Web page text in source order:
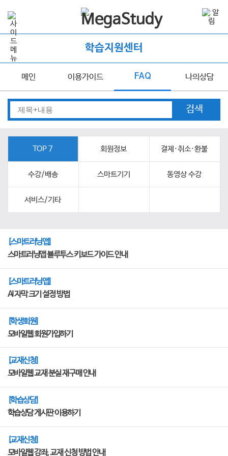
학습지원센터
메인 이용가이드 FAQ 나의상담
검색
TOP 7 회원정보 결제·취소·환불
수강/배송 스마트기기 동영상 수강
서비스/기타
[스마트러닝앱]
스마트러닝앱 블루투스 키보드 가이드 안내
[스마트러닝앱]
AI 자막 크기 설정 방법
[학생회원]
모바일웹 회원가입하기
[교재신청]
모바일웹 교재 분실 재구매 안내
[학습상담]
학습상담 게시판 이용하기
[교재신청]
모바일웹 강좌, 교재 신청 방법 안내